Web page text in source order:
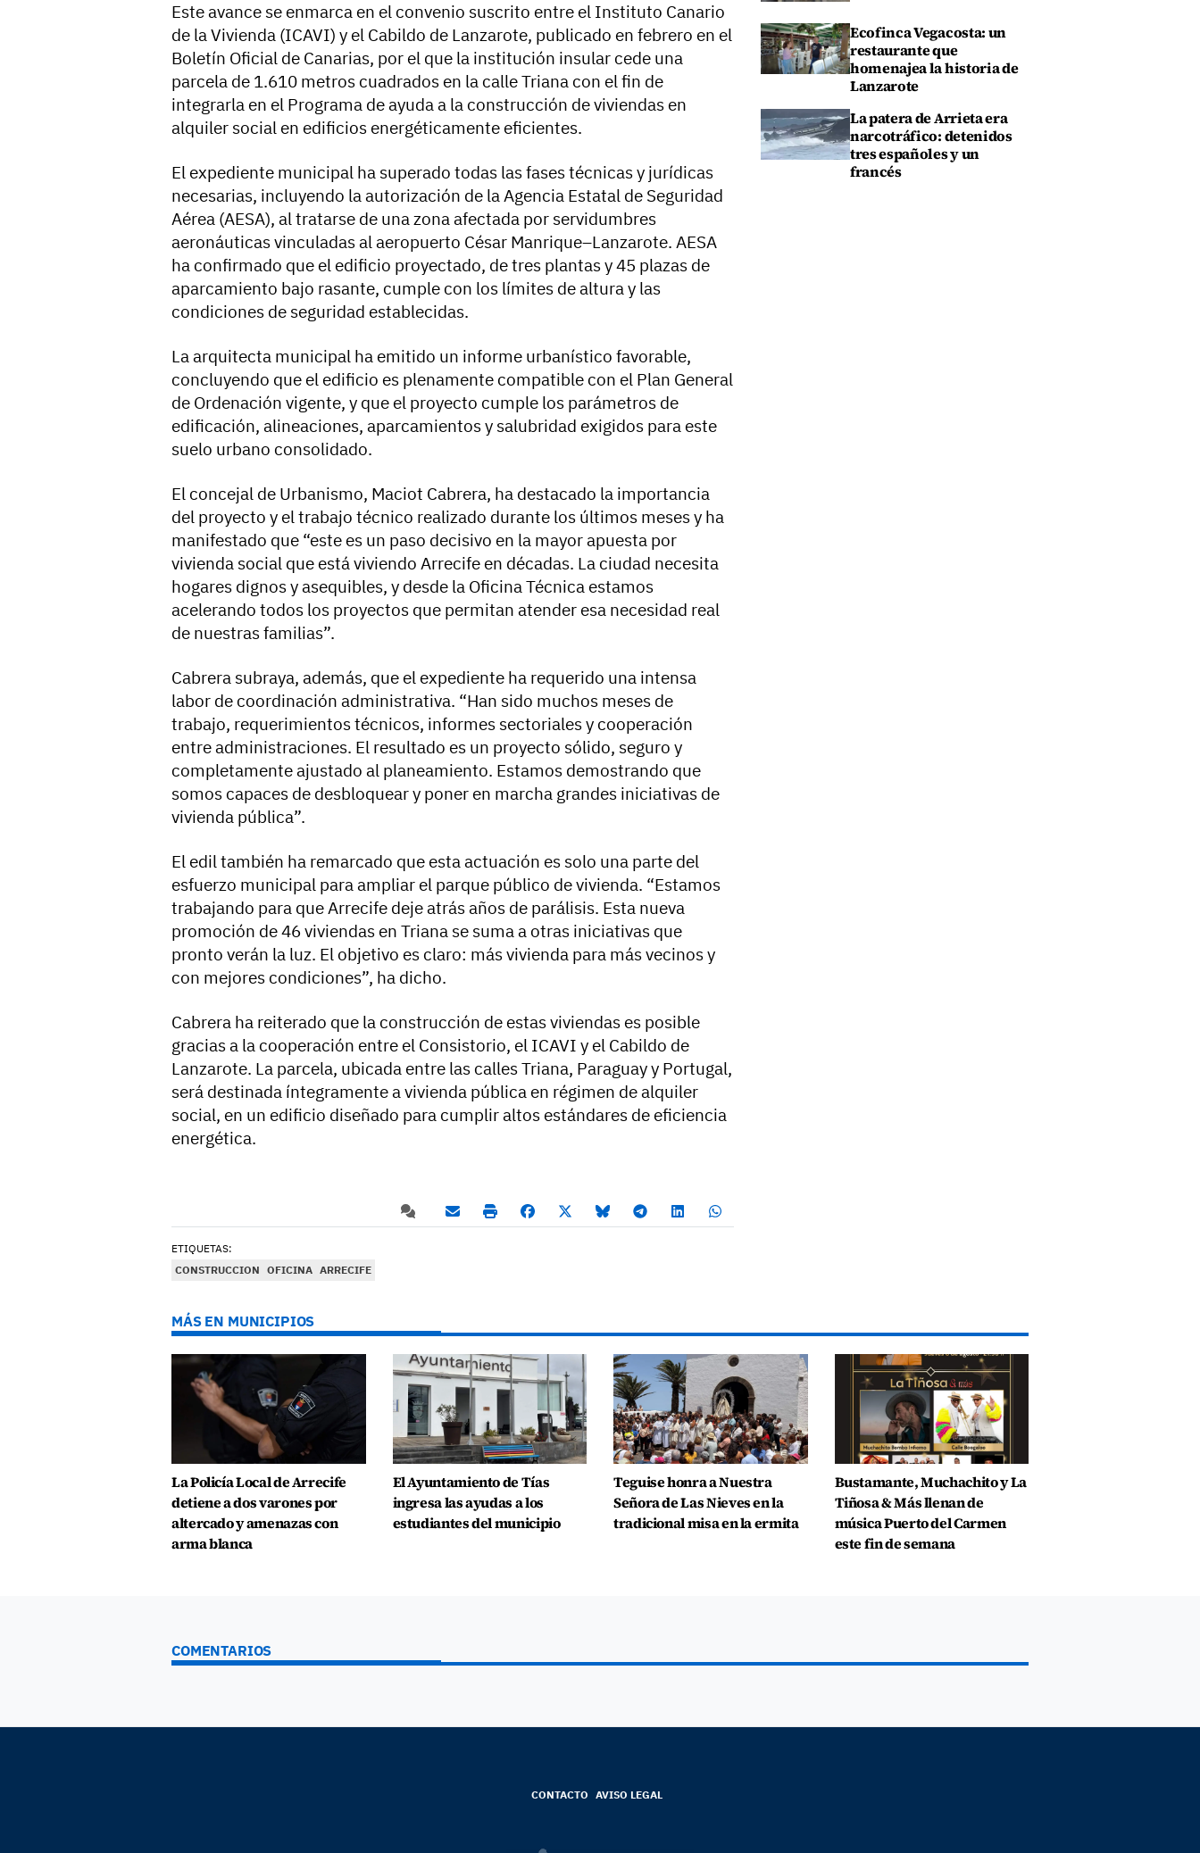
Este avance se enmarca en el convenio suscrito entre el Instituto Canario
de la Vivienda (ICAVI) y el Cabildo de Lanzarote, publicado en febrero en el
Boletín Oficial de Canarias, por el que la institución insular cede una
parcela de 1.610 metros cuadrados en la calle Triana con el fin de
integrarla en el Programa de ayuda a la construcción de viviendas en
alquiler social en edificios energéticamente eficientes.
El expediente municipal ha superado todas las fases técnicas y jurídicas
necesarias, incluyendo la autorización de la Agencia Estatal de Seguridad
Aérea (AESA), al tratarse de una zona afectada por servidumbres
aeronáuticas vinculadas al aeropuerto César Manrique–Lanzarote. AESA
ha confirmado que el edificio proyectado, de tres plantas y 45 plazas de
aparcamiento bajo rasante, cumple con los límites de altura y las
condiciones de seguridad establecidas.
La arquitecta municipal ha emitido un informe urbanístico favorable,
concluyendo que el edificio es plenamente compatible con el Plan General
de Ordenación vigente, y que el proyecto cumple los parámetros de
edificación, alineaciones, aparcamientos y salubridad exigidos para este
suelo urbano consolidado.
El concejal de Urbanismo, Maciot Cabrera, ha destacado la importancia
del proyecto y el trabajo técnico realizado durante los últimos meses y ha
manifestado que “este es un paso decisivo en la mayor apuesta por
vivienda social que está viviendo Arrecife en décadas. La ciudad necesita
hogares dignos y asequibles, y desde la Oficina Técnica estamos
acelerando todos los proyectos que permitan atender esa necesidad real
de nuestras familias”.
Cabrera subraya, además, que el expediente ha requerido una intensa
labor de coordinación administrativa. “Han sido muchos meses de
trabajo, requerimientos técnicos, informes sectoriales y cooperación
entre administraciones. El resultado es un proyecto sólido, seguro y
completamente ajustado al planeamiento. Estamos demostrando que
somos capaces de desbloquear y poner en marcha grandes iniciativas de
vivienda pública”.
El edil también ha remarcado que esta actuación es solo una parte del
esfuerzo municipal para ampliar el parque público de vivienda. “Estamos
trabajando para que Arrecife deje atrás años de parálisis. Esta nueva
promoción de 46 viviendas en Triana se suma a otras iniciativas que
pronto verán la luz. El objetivo es claro: más vivienda para más vecinos y
con mejores condiciones”, ha dicho.
Cabrera ha reiterado que la construcción de estas viviendas es posible
gracias a la cooperación entre el Consistorio, el ICAVI y el Cabildo de
Lanzarote. La parcela, ubicada entre las calles Triana, Paraguay y Portugal,
será destinada íntegramente a vivienda pública en régimen de alquiler
social, en un edificio diseñado para cumplir altos estándares de eficiencia
energética.
ETIQUETAS:
CONSTRUCCION OFICINA ARRECIFE
Ecofinca Vegacosta: un
restaurante que
homenajea la historia de
Lanzarote
La patera de Arrieta era
narcotráfico: detenidos
tres españoles y un
francés
MÁS EN MUNICIPIOS
La Policía Local de Arrecife
detiene a dos varones por
altercado y amenazas con
arma blanca
El Ayuntamiento de Tías
ingresa las ayudas a los
estudiantes del municipio
Teguise honra a Nuestra
Señora de Las Nieves en la
tradicional misa en la ermita
Bustamante, Muchachito y La
Tiñosa & Más llenan de
música Puerto del Carmen
este fin de semana
COMENTARIOS
CONTACTO AVISO LEGAL